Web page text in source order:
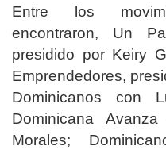
Entre los
encontraron, Un
presidido por Keiry
Emprendedores,
Dominicanos con
Dominicana
Morales;